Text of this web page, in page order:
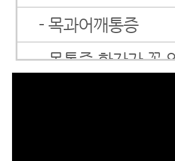
- 목과어깨통증
- 목통증 환자가 꼭